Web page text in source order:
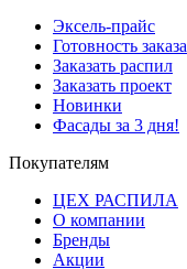
Эксель-прайс
Готовность заказа
Заказать распил
Заказать проект
Новинки
Фасады за 3 дня!
Покупателям
ЦЕХ РАСПИЛА
О компании
Бренды
Акции